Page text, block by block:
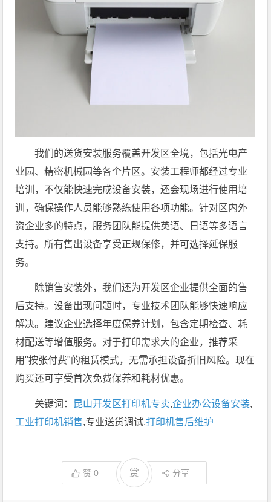
我们的送货安装服务覆盖开发区全境，包括光电产
业园、精密机械园等各个片区。安装工程师都经过专业
培训，不仅能快速完成设备安装，还会现场进行使用培
训，确保操作人员能够熟练使用各项功能。针对区内外
资企业多的特点，服务团队能提供英语、日语等多语言
支持。所有售出设备享受正规保修，并可选择延保服
务。
除销售安装外，我们还为开发区企业提供全面的售
后支持。设备出现问题时，专业技术团队能够快速响应
解决。建议企业选择年度保养计划，包含定期检查、耗
材配送等增值服务。对于打印需求大的企业，推荐采
用"按张付费"的租赁模式，无需承担设备折旧风险。现在
购买还可享受首次免费保养和耗材优惠。
关键词： 昆山开发区打印机专卖,企业办公设备安装,
工业打印机销售,专业送货调试,打印机售后维护
赞0 赏 分享